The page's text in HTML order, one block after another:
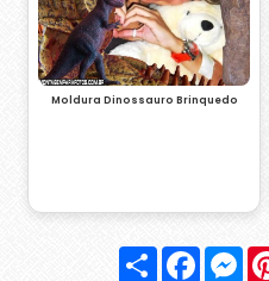
Moldura Dinossauro Brinquedo
Compartilhar